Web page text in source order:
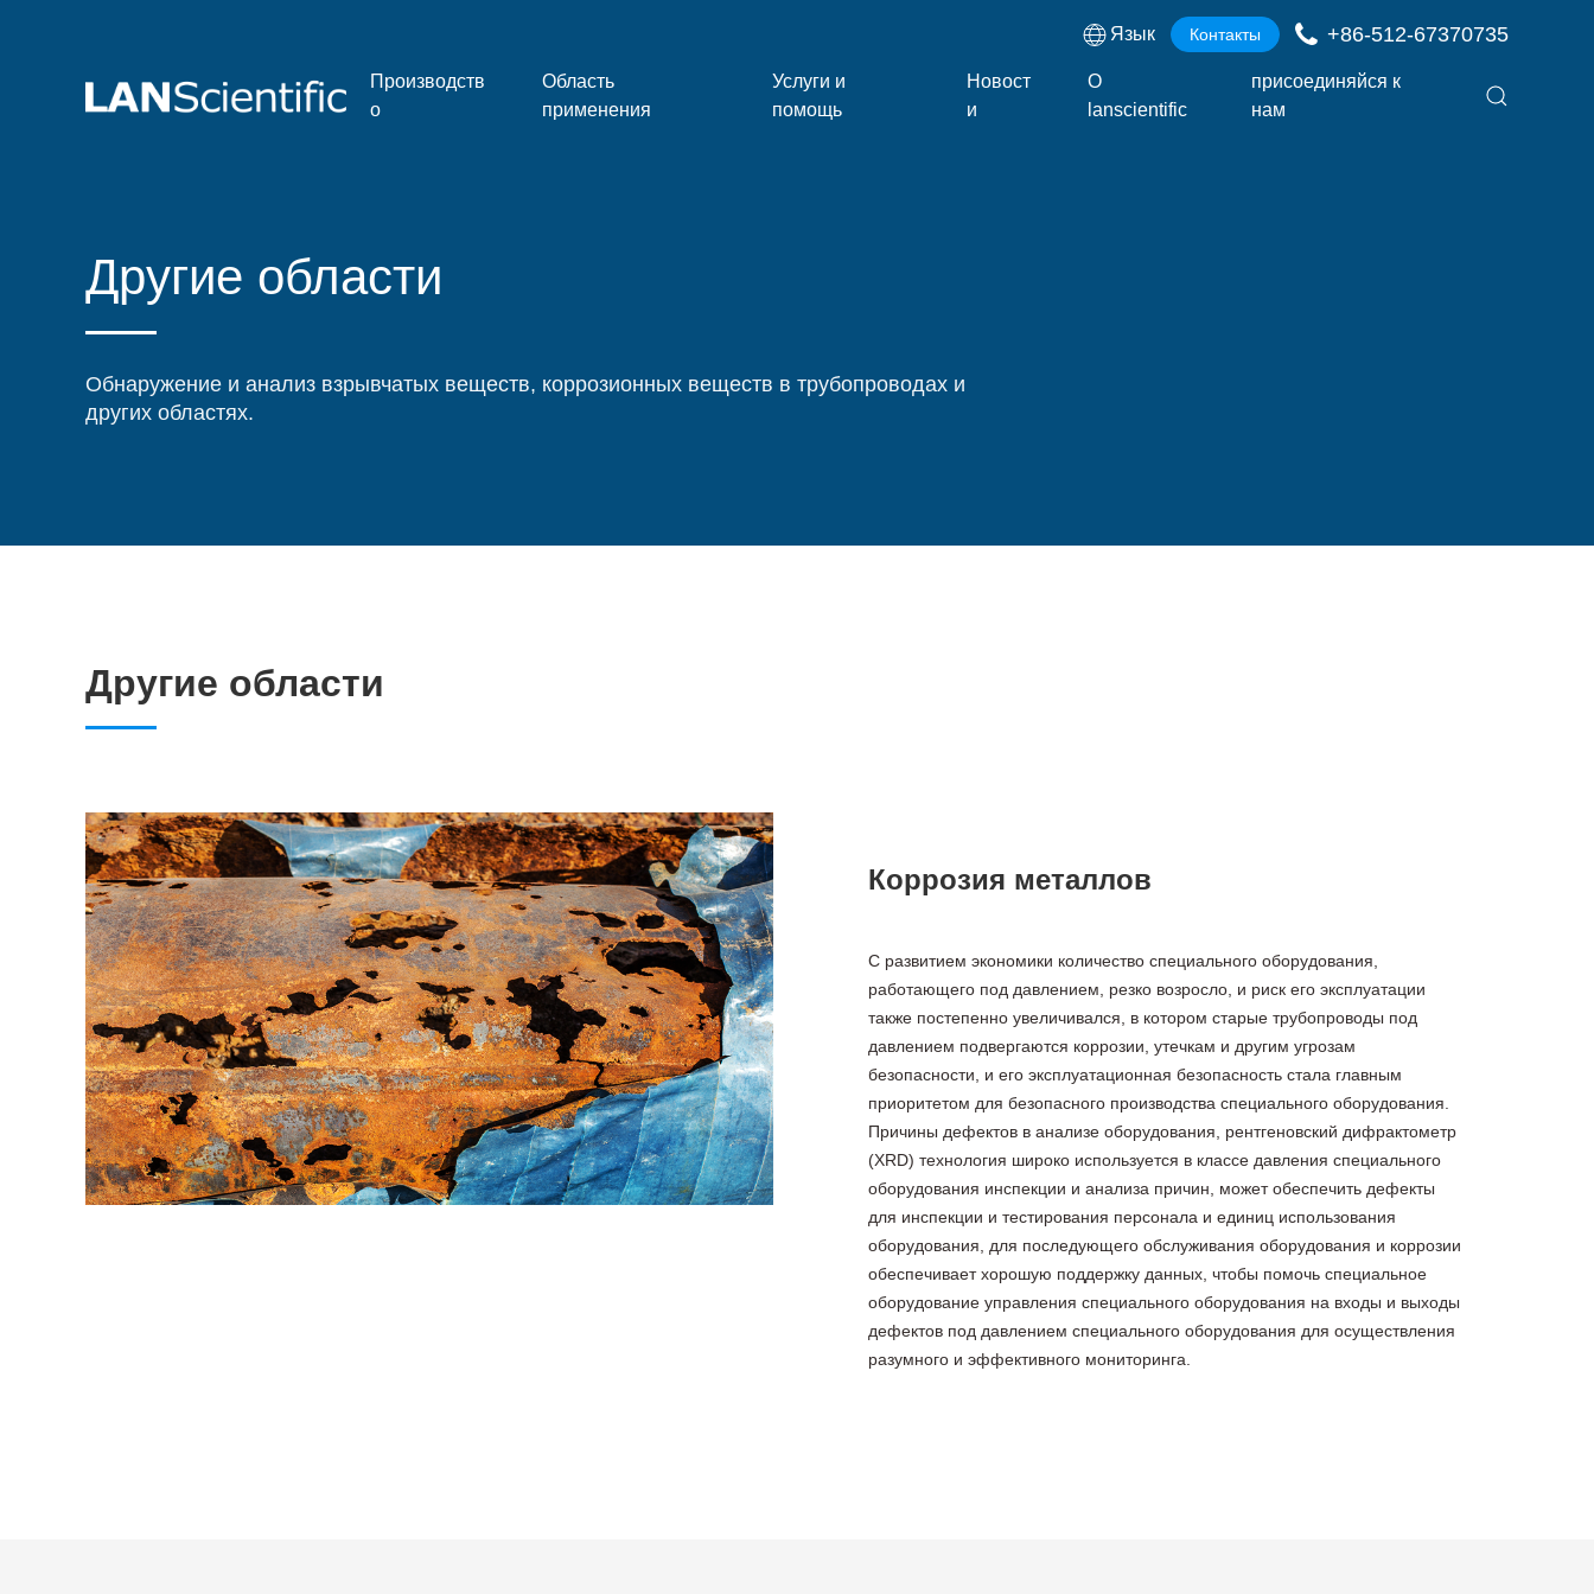
Язык Контакты +86-512-67370735
Производств
о
Область
применения
Услуги и
помощь
Новост
и
О
lanscientific
присоединяйся к
нам
Другие области
Обнаружение и анализ взрывчатых веществ, коррозионных веществ в трубопроводах и
других областях.
Другие области
Коррозия металлов
С развитием экономики количество специального оборудования,
работающего под давлением, резко возросло, и риск его эксплуатации
также постепенно увеличивался, в котором старые трубопроводы под
давлением подвергаются коррозии, утечкам и другим угрозам
безопасности, и его эксплуатационная безопасность стала главным
приоритетом для безопасного производства специального оборудования.
Причины дефектов в анализе оборудования, рентгеновский дифрактометр
(XRD) технология широко используется в классе давления специального
оборудования инспекции и анализа причин, может обеспечить дефекты
для инспекции и тестирования персонала и единиц использования
оборудования, для последующего обслуживания оборудования и коррозии
обеспечивает хорошую поддержку данных, чтобы помочь специальное
оборудование управления специального оборудования на входы и выходы
дефектов под давлением специального оборудования для осуществления
разумного и эффективного мониторинга.